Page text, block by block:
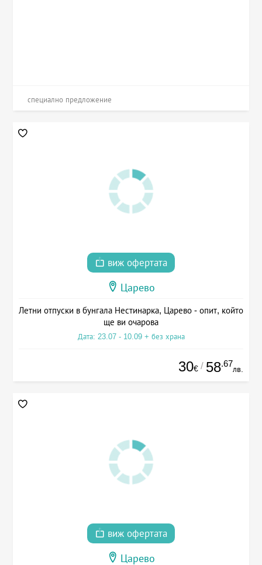
специално предложение
виж офертата
Царево
Летни отпуски в бунгала Нестинарка, Царево - опит, който
ще ви очарова
Дата: 23.07 - 10.09 + без храна
30€ / 58.67
лв.
виж офертата
Царево